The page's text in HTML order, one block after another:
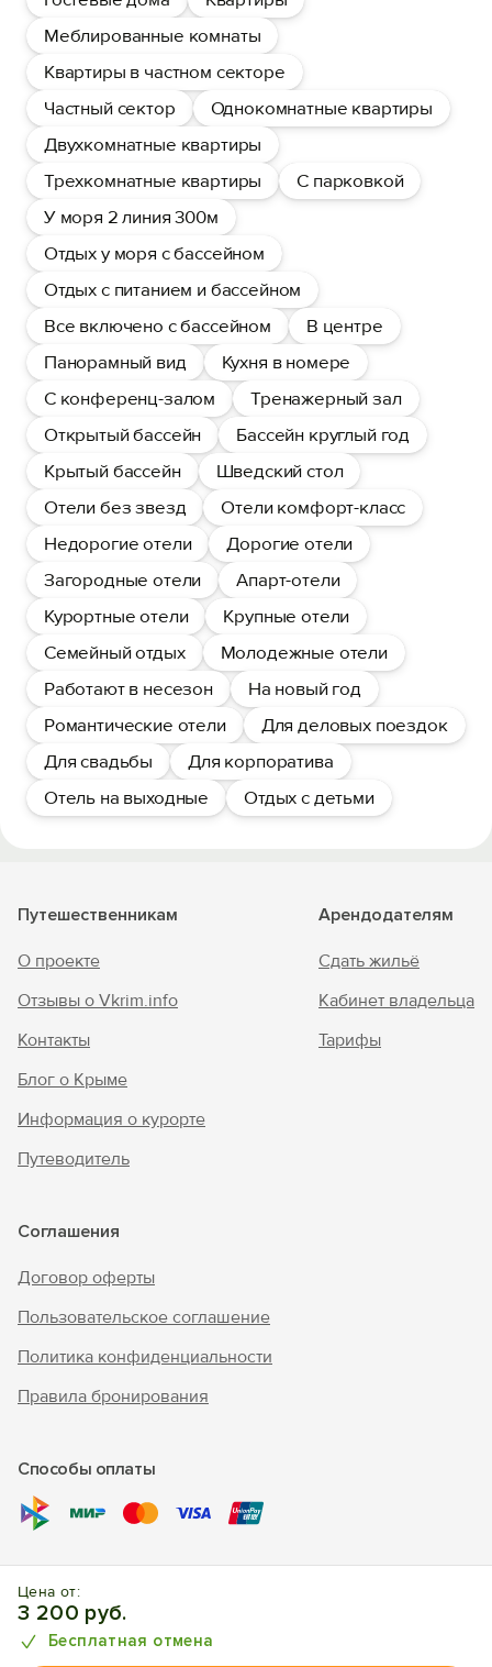
Меблированные комнаты
Квартиры в частном секторе
Частный сектор
Однокомнатные квартиры
Двухкомнатные квартиры
Трехкомнатные квартиры
С парковкой
У моря 2 линия 300м
Отдых у моря с бассейном
Отдых с питанием и бассейном
Все включено с бассейном
В центре
Панорамный вид
Кухня в номере
С конференц-залом
Тренажерный зал
Открытый бассейн
Бассейн круглый год
Крытый бассейн
Шведский стол
Отели без звезд
Отели комфорт-класс
Недорогие отели
Дорогие отели
Загородные отели
Апарт-отели
Курортные отели
Крупные отели
Семейный отдых
Молодежные отели
Работают в несезон
На новый год
Романтические отели
Для деловых поездок
Для свадьбы
Для корпоратива
Отель на выходные
Отдых с детьми
Цена от:
3 200 руб.
Бесплатная отмена
Путешественникам
О проекте
Отзывы о Vkrim.info
Контакты
Блог о Крыме
Информация о курорте
Путеводитель
Арендодателям
Сдать жильё
Кабинет владельца
Тарифы
Соглашения
Договор оферты
Пользовательское соглашение
Политика конфиденциальности
Правила бронирования
Способы оплаты
© 2010 - 2026 "В Крым - инфо"
Отдых в Кацивели. Отели, апартаменты, частный сектор.